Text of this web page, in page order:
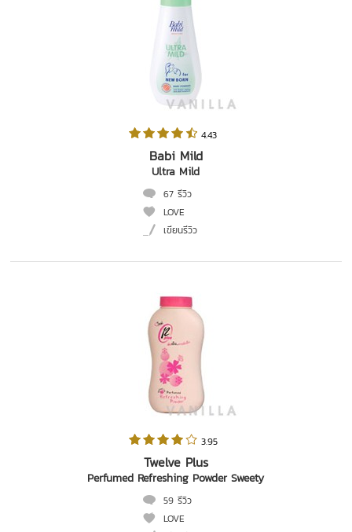
4.43
Babi Mild
Ultra Mild
67 รีวิว
LOVE
เขียนรีวิว
3.95
Twelve Plus
Perfumed Refreshing Powder Sweety
59 รีวิว
LOVE